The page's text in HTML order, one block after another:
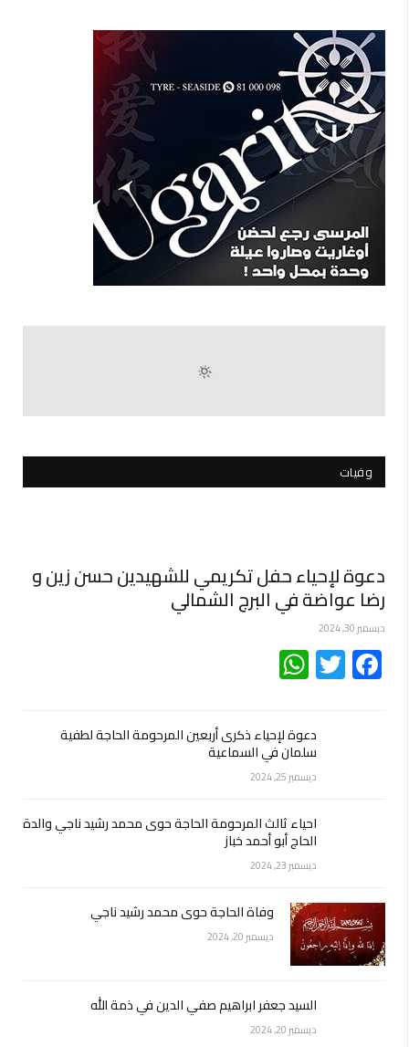
وفيات
دعوة لإحياء حفل تكريمي للشهيدين حسن زين و
رضا عواضة في البرج الشمالي
ديسمبر 30, 2024
Facebook
Twitter
دعوة لإحياء ذكرى أربعين المرحومة الحاجة لطفية
سلمان في السماعية
ديسمبر 25, 2024
احياء ثالث المرحومة الحاجة حوى محمد رشيد ناجي والدة
الحاج أبو أحمد خباز
ديسمبر 23, 2024
وفاة الحاجة حوى محمد رشيد ناجي
ديسمبر 20, 2024
السيد جعفر ابراهيم صفي الدين في ذمة الله
ديسمبر 20, 2024